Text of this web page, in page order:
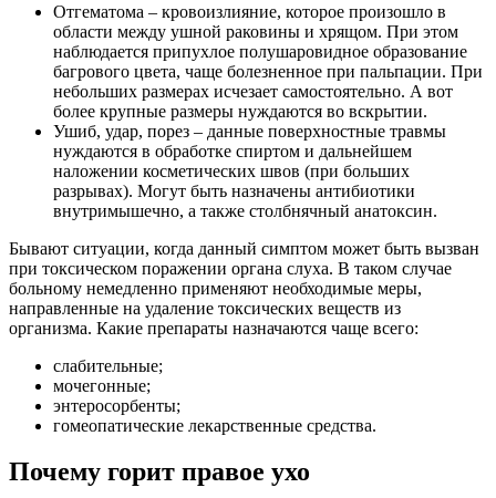
Отгематома – кровоизлияние, которое произошло в
области между ушной раковины и хрящом. При этом
наблюдается припухлое полушаровидное образование
багрового цвета, чаще болезненное при пальпации. При
небольших размерах исчезает самостоятельно. А вот
более крупные размеры нуждаются во вскрытии.
Ушиб, удар, порез – данные поверхностные травмы
нуждаются в обработке спиртом и дальнейшем
наложении косметических швов (при больших
разрывах). Могут быть назначены антибиотики
внутримышечно, а также столбнячный анатоксин.
Бывают ситуации, когда данный симптом может быть вызван
при токсическом поражении органа слуха. В таком случае
больному немедленно применяют необходимые меры,
направленные на удаление токсических веществ из
организма. Какие препараты назначаются чаще всего:
слабительные;
мочегонные;
энтеросорбенты;
гомеопатические лекарственные средства.
Почему горит правое ухо